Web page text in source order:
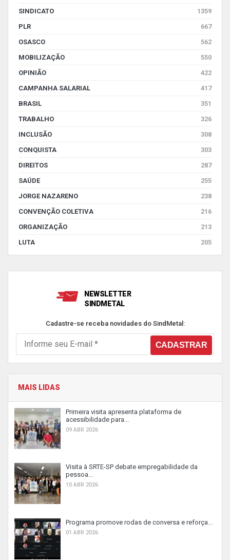
SINDICATO
1359
PLR
667
OSASCO
562
MOBILIZAÇÃO
550
OPINIÃO
422
CAMPANHA SALARIAL
417
BRASIL
351
TRABALHO
326
INCLUSÃO
308
CONQUISTA
303
DIREITOS
287
SAÚDE
255
JORGE NAZARENO
238
CONVENÇÃO COLETIVA
216
ORGANIZAÇÃO
213
LUTA
205
NEWSLETTER
SINDMETAL
Cadastre-se receba novidades do SindMetal:
MAIS LIDAS
Primeira visita apresenta plataforma de
acessibilidade para...
09 ABR 2026
Visita à SRTE-SP debate empregabilidade da
pessoa...
10 ABR 2026
Programa promove rodas de conversa e reforça...
01 ABR 2026